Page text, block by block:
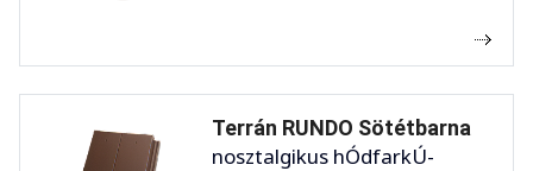
Terrán RUNDO Sötétbarna
nosztalgikus hÓdfarkÚ-